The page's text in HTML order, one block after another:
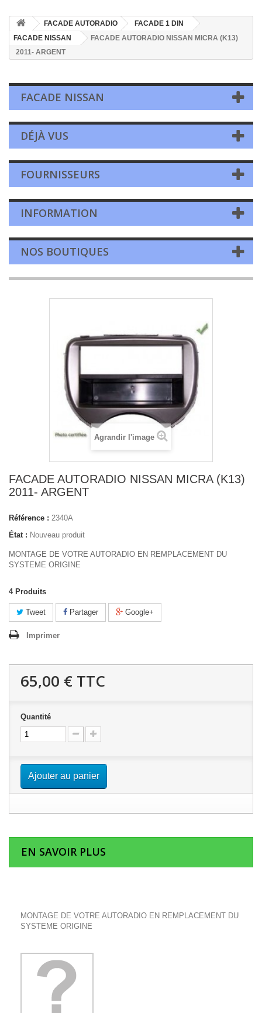
FACADE AUTORADIO
FACADE 1 DIN
FACADE NISSAN
FACADE AUTORADIO NISSAN MICRA (K13)
2011- ARGENT
FACADE NISSAN
DÉJÀ VUS
FOURNISSEURS
INFORMATION
NOS BOUTIQUES
Agrandir l'image
FACADE AUTORADIO NISSAN MICRA (K13)
2011- ARGENT
Référence : 2340A
État : Nouveau produit
MONTAGE DE VOTRE AUTORADIO EN REMPLACEMENT DU
SYSTEME ORIGINE
4 Produits
Tweet Partager Google+
Imprimer
65,00 € TTC
Quantité
Ajouter au panier
EN SAVOIR PLUS
MONTAGE DE VOTRE AUTORADIO EN REMPLACEMENT DU
SYSTEME ORIGINE